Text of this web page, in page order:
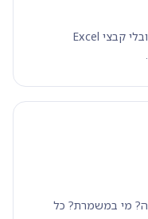
בלי חורים בדוחות, בלי טעויות ידניות ובלי קבצי Excel
מי במשמרת? כל